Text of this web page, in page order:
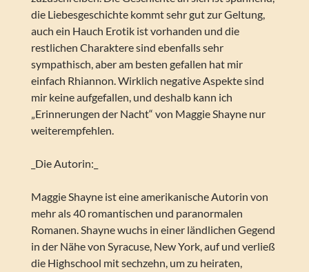
die Liebesgeschichte kommt sehr gut zur Geltung,
auch ein Hauch Erotik ist vorhanden und die
restlichen Charaktere sind ebenfalls sehr
sympathisch, aber am besten gefallen hat mir
einfach Rhiannon. Wirklich negative Aspekte sind
mir keine aufgefallen, und deshalb kann ich
„Erinnerungen der Nacht“ von Maggie Shayne nur
weiterempfehlen.
_Die Autorin:_
Maggie Shayne ist eine amerikanische Autorin von
mehr als 40 romantischen und paranormalen
Romanen. Shayne wuchs in einer ländlichen Gegend
in der Nähe von Syracuse, New York, auf und verließ
die Highschool mit sechzehn, um zu heiraten,